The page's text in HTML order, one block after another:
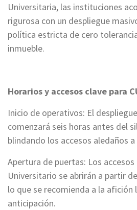
Universitaria, las instituciones
rigurosa con un despliegue
política estricta de cero
inmueble.
Horarios y accesos clave para
Inicio de operativos: El
comenzará seis horas antes del
blindando los accesos aledaños
Apertura de puertas: Los
Universitario se abrirán a partir
lo que se recomienda a la afición
anticipación.